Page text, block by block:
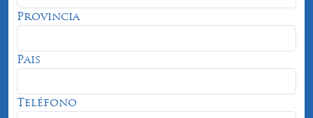
Provincia
Pais
Teléfono